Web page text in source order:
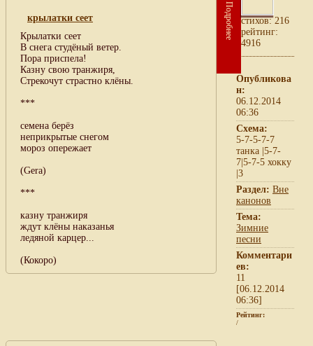
крылатки сеет
Крылатки сеет
В снега студёный ветер.
Пора приспела!
Казну свою транжиря,
Стрекочут страстно клёны.
***
семена берёз
неприкрытые снегом
мороз опережает
(Gera)
***
казну транжиря
ждут клёны наказанья
ледяной карцер...
(Кокоро)
Подробнее
cтихов: 216
рейтинг:
4916
Опубликова
н:
06.12.2014
06:36
Схема:
5-7-5-7-7
танка |5-7-
7|5-7-5 хокку
|3
Раздел: Вне
канонов
Тема:
Зимние
песни
Комментари
ев:
11
[06.12.2014
06:36]
Рейтинг:
/